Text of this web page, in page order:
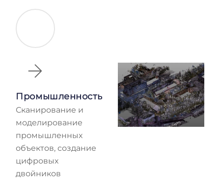
Промышленность
Сканирование и
моделирование
промышленных
объектов, создание
цифровых
двойников